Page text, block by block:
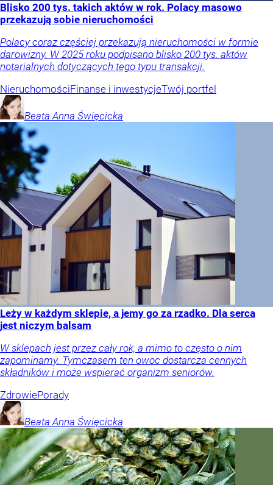
Blisko 200 tys. takich aktów w rok. Polacy masowo
przekazują sobie nieruchomości
Polacy coraz częściej przekazują nieruchomości w formie
darowizny. W 2025 roku podpisano blisko 200 tys. aktów
notarialnych dotyczących tego typu transakcji.
NieruchomościFinanse i inwestycjeTwój portfel
Beata Anna Święcicka
Leży w każdym sklepie, a jemy go za rzadko. Dla serca
jest niczym balsam
W sklepach jest przez cały rok, a mimo to często o nim
zapominamy. Tymczasem ten owoc dostarcza cennych
składników i może wspierać organizm seniorów.
ZdrowiePorady
Beata Anna Święcicka